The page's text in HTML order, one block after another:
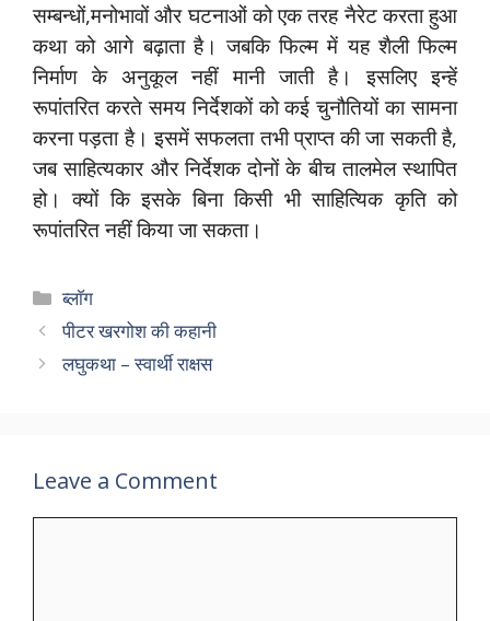
सम्बन्धों,मनोभावों और घटनाओं को एक तरह नैरेट करता हुआ
कथा को आगे बढ़ाता है। जबकि फिल्म में यह शैली फिल्म
निर्माण के अनुकूल नहीं मानी जाती है। इसलिए इन्हें
रूपांतरित करते समय निर्देशकों को कई चुनौतियों का सामना
करना पड़ता है। इसमें सफलता तभी प्राप्त की जा सकती है,
जब साहित्यकार और निर्देशक दोनों के बीच तालमेल स्थापित
हो। क्यों कि इसके बिना किसी भी साहित्यिक कृति को
रूपांतरित नहीं किया जा सकता।
Categories
ब्लाॅग
पीटर खरगोश की कहानी
लघुकथा – स्वार्थी राक्षस
Leave a Comment